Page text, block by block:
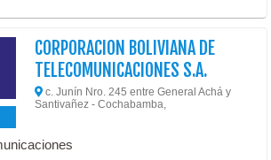
CORPORACION BOLIVIANA DE
TELECOMUNICACIONES S.A.
c. Junín Nro. 245 entre General Achá y
Santivañez - Cochabamba,